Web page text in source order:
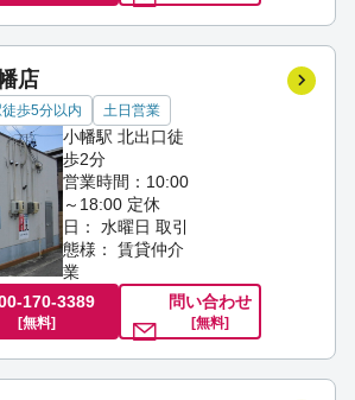
店
歩5分以内 土日営業
小幡駅 北出口徒
歩2分
営業時間：10:00
～18:00 定休
日： 水曜日取引
態様： 賃貸仲介
業
170-3389
[無料]
問い合わせ
[無料]